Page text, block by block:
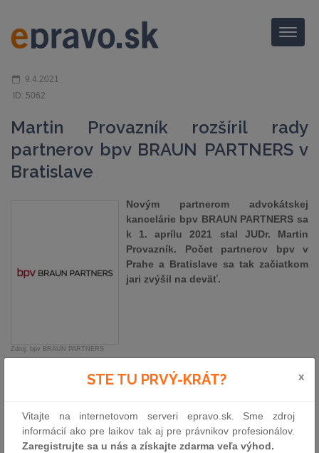
Menu
9.4.2021
ID: 5062
Martin Provazník rozšíril rady
partnerov bpv BRAUN PARTNERS v
Bratislave
Zdroj: bpv BRAUN PARTNERS
Novým partnerom advokátskej
kancelárie bpv BRAUN PARTNERS sa
k 1. aprílu 2021 stal JUDr. Martin
Provazník. Počet partnerov bpv v
Prahe a Bratislave sa tak začiatkom
jari zvýšil na deväť.
„Martin Provazník je skvelý advokát a ja som veľmi rád, že ho
kancelárie a jej rešpektovaného postavenia, čo nás pochopiteľne
teší,“uviedolArthur Braun, managing partner bpv.
STE TU PRVÝ-KRÁT? x
Vitajte na internetovom serveri epravo.sk. Sme zdroj
informácií ako pre laikov tak aj pre právnikov profesionálov.
Zaregistrujte sa u nás a získajte zdarma veľa výhod.